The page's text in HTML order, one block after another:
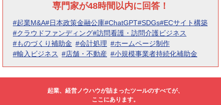
専門家が48時間以内に回答！
#起業M&A#日本政策金融公庫#ChatGPT#SDGs#ECサイト構築
#クラウドファンディング#訪問看護・訪問介護ビジネス
#ものづくり補助金 #会計処理 #ホームページ制作
#輸入ビジネス #店舗・不動産 #小規模事業者持続化補助金
起業、経営ノウハウが詰まったツールのすべてが、
ここにあります。